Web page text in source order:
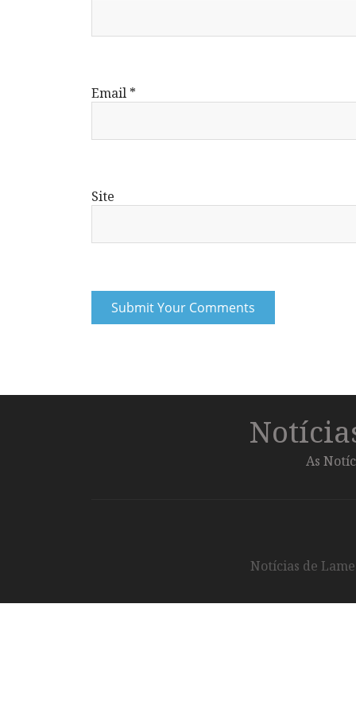
Email *
Site
As
Notícias de